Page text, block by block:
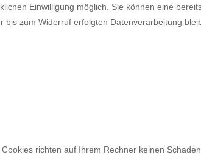
Einwilligung möglich. Sie können eine
zum Widerruf erfolgten Datenverarbeitung
richten auf Ihrem Rechner keinen